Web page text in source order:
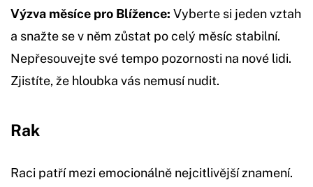
Výzva měsíce pro Blížence: Vyberte si jeden vztah
a snažte se v něm zůstat po celý měsíc stabilní.
Nepřesouvejte své tempo pozornosti na nové lidi.
Zjistíte, že hloubka vás nemusí nudit.
Rak
Raci patří mezi emocionálně nejcitlivější znamení.